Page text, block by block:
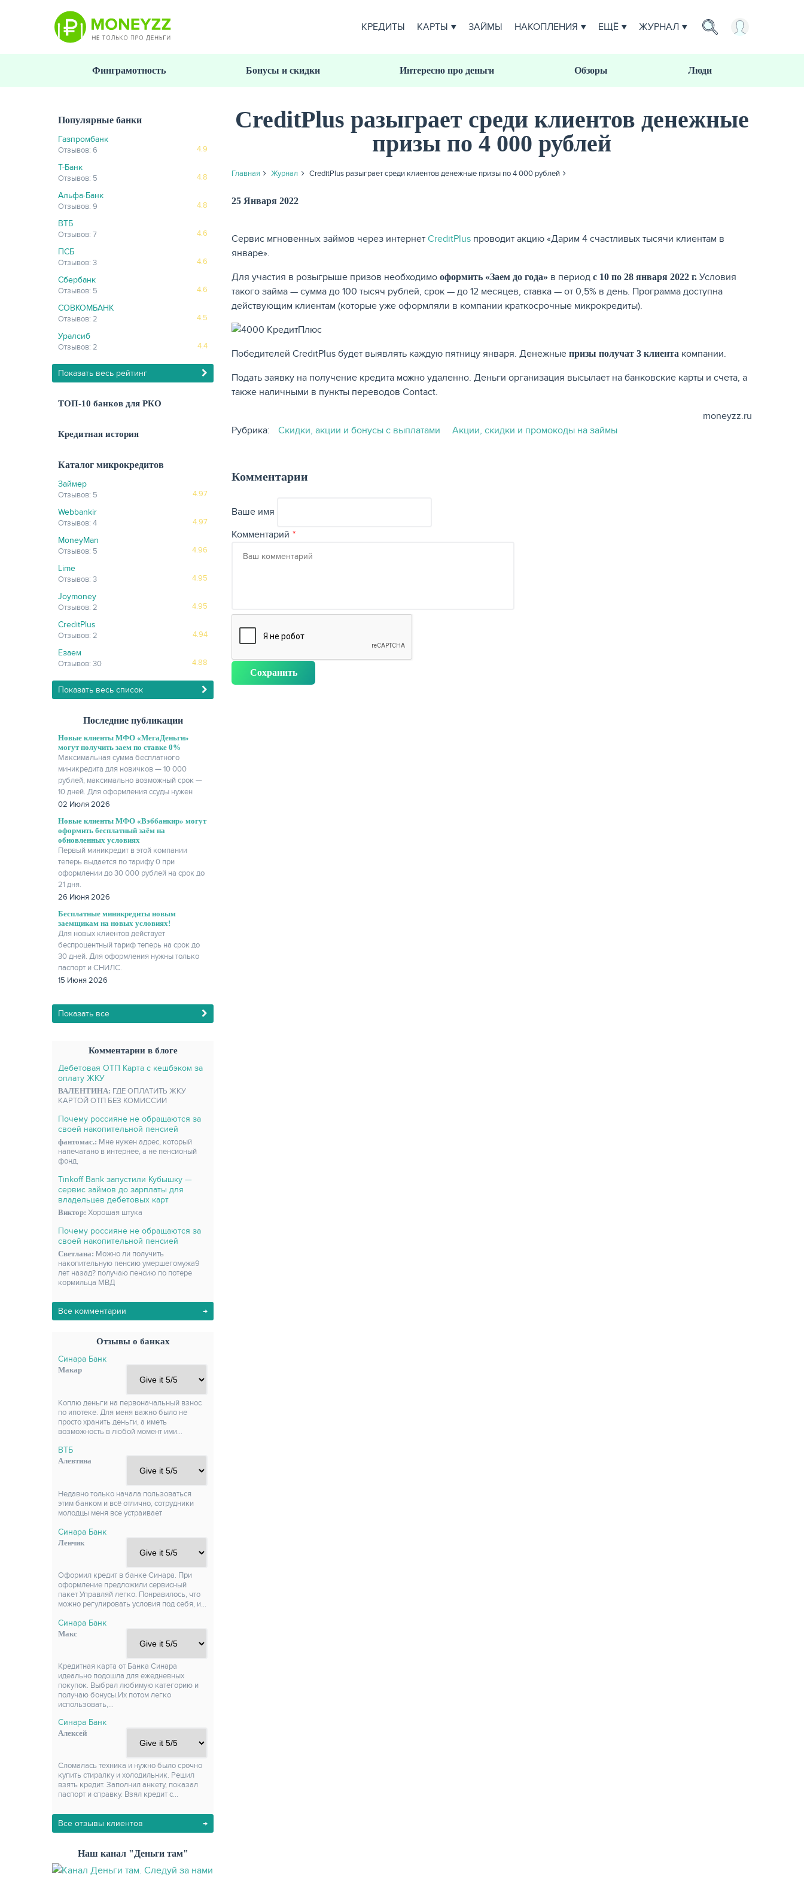
КРЕДИТЫ КАРТЫ ЗАЙМЫ НАКОПЛЕНИЯ ЕЩЁ ЖУРНАЛ
Финграмотность Бонусы и скидки Интересно про деньги Обзоры Люди
Популярные банки
Газпромбанк
4.9
Отзывов: 6
Т-Банк
4.8
Отзывов: 5
Альфа-Банк
4.8
Отзывов: 9
ВТБ
4.6
Отзывов: 7
ПСБ
4.6
Отзывов: 3
Сбербанк
4.6
Отзывов: 5
СОВКОМБАНК
4.5
Отзывов: 2
Уралсиб
4.4
Отзывов: 2
Показать весь рейтинг
ТОП-10 банков для РКО
Кредитная история
Каталог микрокредитов
Займер
4.97
Отзывов: 5
Webbankir
4.97
Отзывов: 4
MoneyMan
4.96
Отзывов: 5
Lime
4.95
Отзывов: 3
Joymoney
4.95
Отзывов: 2
CreditPlus
4.94
Отзывов: 2
Езаем
4.88
Отзывов: 30
Показать весь список
Последние публикации
Новые клиенты МФО «МегаДеньги»
могут получить заем по ставке 0%
Максимальная сумма бесплатного
миникредита для новичков — 10 000
рублей, максимально возможный срок —
10 дней. Для оформления ссуды нужен
только паспорт.
02 Июля 2026
Новые клиенты МФО «Вэббанкир» могут
оформить бесплатный заём на
обновленных условиях
Первый миникредит в этой компании
теперь выдается по тарифу 0 при
оформлении до 30 000 рублей на срок до
21 дня.
26 Июня 2026
Бесплатные миникредиты новым
заемщикам на новых условиях!
Для новых клиентов действует
беспроцентный тариф теперь на срок до
30 дней. Для оформления нужны только
паспорт и СНИЛС.
15 Июня 2026
Показать все
Комментарии в блоге
Дебетовая ОТП Карта с кешбэком за
оплату ЖКУ
ВАЛЕНТИНА: ГДЕ ОПЛАТИТЬ ЖКУ
КАРТОЙ ОТП БЕЗ КОМИССИИ
Почему россияне не обращаются за
своей накопительной пенсией
фантомас.: Мне нужен адрес, который
напечатано в интернее, а не пенсионый
фонд,
Tinkoff Bank запустили Кубышку —
сервис займов до зарплаты для
владельцев дебетовых карт
Виктор: Хорошая штука
Почему россияне не обращаются за
своей накопительной пенсией
Светлана: Можно ли получить
накопительную пенсию умершегомужа9
лет назад? получаю пенсию по потере
кормильца МВД
Все комментарии
Отзывы о банках
Синара Банк
Макар
Коплю деньги на первоначальный взнос
по ипотеке. Для меня важно было не
просто хранить деньги, а иметь
возможность в любой момент ими…
ВТБ
Алевтина
Недавно только начала пользоваться
этим банком и всё отлично, сотрудники
молодцы меня все устраивает
Синара Банк
Ленчик
Оформил кредит в банке Синара. При
оформление предложили сервисный
пакет Управляй легко. Понравилось, что
можно регулировать условия под себя, и…
Синара Банк
Макс
Кредитная карта от Банка Синара
идеально подошла для ежедневных
покупок. Выбрал любимую категорию и
получаю бонусы.Их потом легко
использовать,…
Синара Банк
Алексей
Сломалась техника и нужно было срочно
купить стиралку и холодильник. Решил
взять кредит. Заполнил анкету, показал
паспорт и справку. Взял кредит с…
Все отзывы клиентов
Наш канал "Деньги там"
CreditPlus разыграет среди клиентов денежные
призы по 4 000 рублей
Главная Журнал CreditPlus разыграет среди клиентов денежные призы по 4 000 рублей
25 Января 2022
Сервис мгновенных займов через интернет CreditPlus проводит акцию «Дарим 4 счастливых тысячи клиентам в
январе».
Для участия в розыгрыше призов необходимо оформить «Заем до года» в период с 10 по 28 января 2022 г. Условия
такого займа — сумма до 100 тысяч рублей, срок — до 12 месяцев, ставка — от 0,5% в день. Программа доступна
действующим клиентам (которые уже оформляли в компании краткосрочные микрокредиты).
Победителей CreditPlus будет выявлять каждую пятницу января. Денежные призы получат 3 клиента компании.
Подать заявку на получение кредита можно удаленно. Деньги организация высылает на банковские карты и счета, а
также наличными в пункты переводов Contact.
moneyzz.ru
Рубрика:
Скидки, акции и бонусы с выплатами Акции, скидки и промокоды на займы
Комментарии
Ваше имя
Комментарий